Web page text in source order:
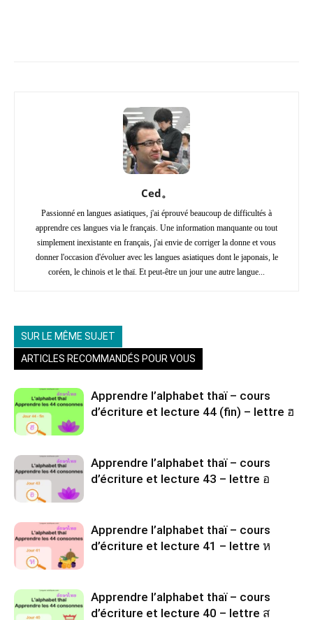
Ced。
Passionné en langues asiatiques, j'ai éprouvé beaucoup de difficultés à
apprendre ces langues via le français. Une information manquante ou tout
simplement inexistante en français, j'ai envie de corriger la donne et vous
donner l'occasion d'évoluer avec les langues asiatiques dont le japonais, le
coréen, le chinois et le thaï. Et peut-être un jour une autre langue...
SUR LE MÊME SUJET
ARTICLES RECOMMANDÉS POUR VOUS
Apprendre l’alphabet thaï – cours
d’écriture et lecture 44 (fin) – lettre ฮ
Apprendre l’alphabet thaï – cours
d’écriture et lecture 43 – lettre อ
Apprendre l’alphabet thaï – cours
d’écriture et lecture 41 – lettre ห
Apprendre l’alphabet thaï – cours
d’écriture et lecture 40 – lettre ส